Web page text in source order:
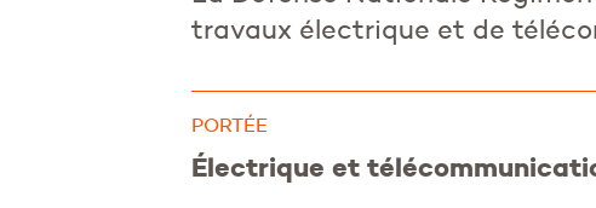
travaux électrique et de
PORTÉE
Électrique et